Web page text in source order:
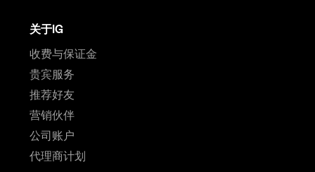
关于IG
收费与保证金
贵宾服务
推荐好友
营销伙伴
公司账户
代理商计划